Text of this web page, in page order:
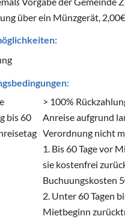
über ein Münzgerät,
bis 60
> 100%
Anreise aufgrund
Verordnung nicht
1. Bis 60 Tage vor
sie kostenfrei
Buchuungskosten
2. Unter 60 Tagen
Mietbeginn